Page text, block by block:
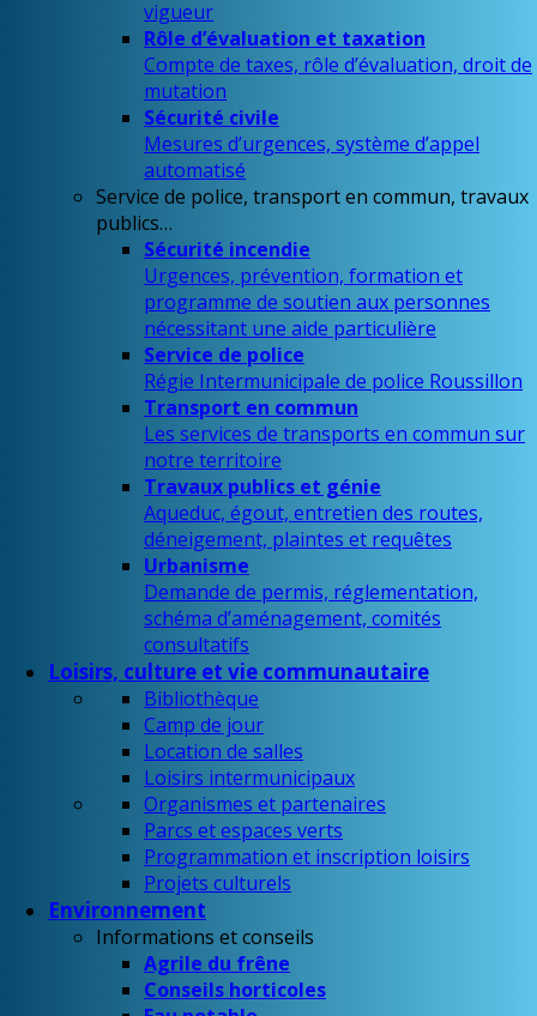
vigueur
Rôle d’évaluation et taxation
Compte de taxes, rôle d’évaluation, droit de
mutation
Sécurité civile
Mesures d’urgences, système d’appel
automatisé
Service de police, transport en commun, travaux
publics…
Sécurité incendie
Urgences, prévention, formation et
programme de soutien aux personnes
nécessitant une aide particulière
Service de police
Régie Intermunicipale de police Roussillon
Transport en commun
Les services de transports en commun sur
notre territoire
Travaux publics et génie
Aqueduc, égout, entretien des routes,
déneigement, plaintes et requêtes
Urbanisme
Demande de permis, réglementation,
schéma d’aménagement, comités
consultatifs
Loisirs, culture et vie communautaire
Bibliothèque
Camp de jour
Location de salles
Loisirs intermunicipaux
Organismes et partenaires
Parcs et espaces verts
Programmation et inscription loisirs
Projets culturels
Environnement
Informations et conseils
Agrile du frêne
Conseils horticoles